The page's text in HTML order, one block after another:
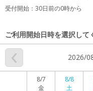
受付開始： 30日前の0時から
ご利用開始日時を選択して
2026/
8/7
金
8/8
土